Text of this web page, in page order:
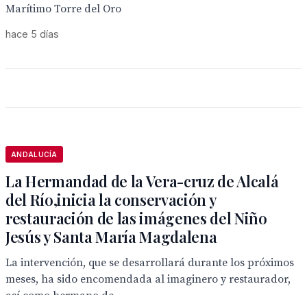
Marítimo Torre del Oro
hace 5 días
ANDALUCÍA
La Hermandad de la Vera-cruz de Alcalá
del Río,inicia la conservación y
restauración de las imágenes del Niño
Jesús y Santa María Magdalena
La intervención, que se desarrollará durante los próximos
meses, ha sido encomendada al imaginero y restaurador,